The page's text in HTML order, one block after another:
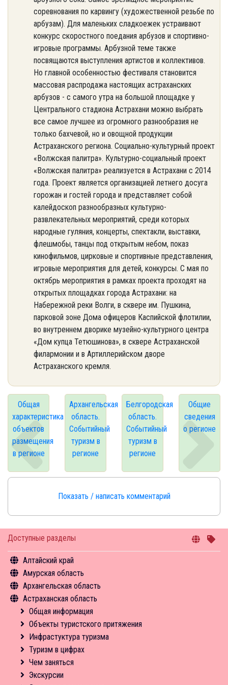
Доступные разделы
Алтайский край
Общая информация
Объекты туристского притяжения
Инфрастуктура туризма
Туризм в цифрах
Чем заняться
Средства размещения
Новости
Амурская область
Общая информация
Объекты туристского притяжения
Инфрастуктура туризма
Туризм в цифрах
Чем заняться
Средства размещения
Новости
Архангельская область
Общая информация
Объекты туристского притяжения
Инфрастуктура туризма
Туризм в цифрах
Чем заняться
Экскурсии
Средства размещения
Астраханская область
Общая информация
Объекты туристского притяжения
Инфрастуктура туризма
Туризм в цифрах
Чем заняться
Экскурсии
соревнования по карвингу (художественной резьбе по
арбузам). Для маленьких сладкоежек устраивают
конкурс скоростного поедания арбузов и спортивно-
игровые программы. Арбузной теме также
посвящаются выступления артистов и коллективов.
Но главной особенностью фестиваля становится
массовая распродажа настоящих астраханских
арбузов - с самого утра на большой площадке у
Центрального стадиона Астрахани можно выбрать
все самое лучшее из огромного разнообразия не
только бахчевой, но и овощной продукции
Астраханского региона. Социально-культурный проект
«Волжская палитра». Культурно-социальный проект
«Волжская палитра» реализуется в Астрахани с 2014
года. Проект является организацией летнего досуга
горожан и гостей города и представляет собой
калейдоскоп разнообразных культурно-
развлекательных мероприятий, среди которых
народные гуляния, концерты, спектакли, выставки,
флешмобы, танцы под открытым небом, показ
кинофильмов, цирковые и спортивные представления,
игровые мероприятия для детей, конкурсы. С мая по
октябрь мероприятия в рамках проекта проходят на
открытых площадках города Астрахани: на
Набережной реки Волги, в сквере им. Пушкина,
парковой зоне Дома офицеров Каспийской флотилии,
во внутреннем дворике музейно-культурного центра
«Дом купца Тетюшинова», в сквере Астраханской
филармонии и в Артиллерийском дворе
Астраханского кремля.
Общая
характеристика
объектов
размещения
в регионе
Архангельская
область.
Событийный
туризм в
регионе
Белгородская
область.
Событийный
туризм в
регионе
Общие
сведения
о регионе
Показать / написать комментарий